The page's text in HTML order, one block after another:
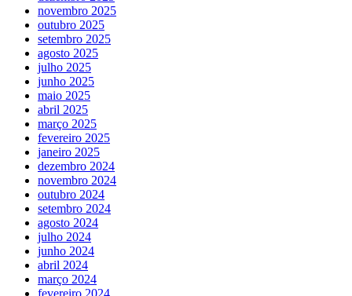
novembro 2025
outubro 2025
setembro 2025
agosto 2025
julho 2025
junho 2025
maio 2025
abril 2025
março 2025
fevereiro 2025
janeiro 2025
dezembro 2024
novembro 2024
outubro 2024
setembro 2024
agosto 2024
julho 2024
junho 2024
abril 2024
março 2024
fevereiro 2024